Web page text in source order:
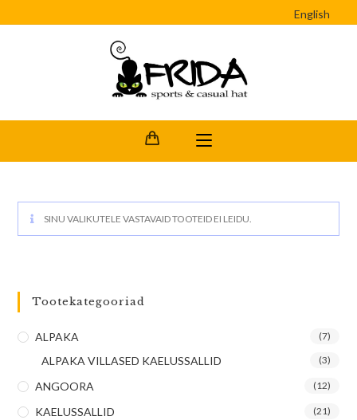
English
SINU VALIKUTELE VASTAVAID TOOTEID EI LEIDU.
Tootekategooriad
ALPAKA (7)
ALPAKA VILLASED KAELUSSALLID (3)
ANGOORA (12)
KAELUSSALLID (21)